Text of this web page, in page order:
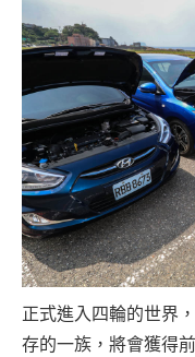
正式進入四輪的世界
存的一族，將會獲得